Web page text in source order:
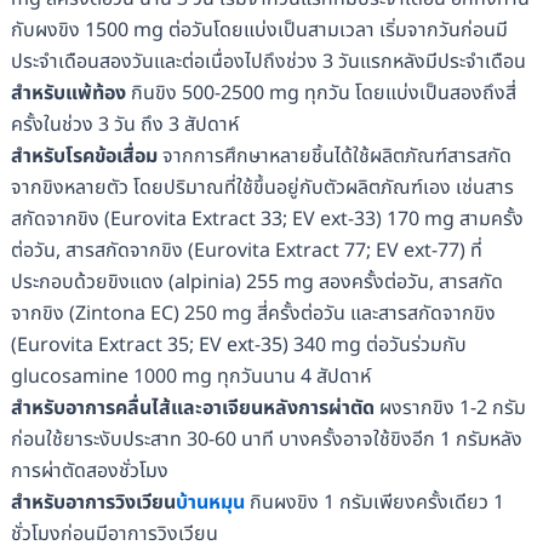
กับผงขิง 1500 mg ต่อวันโดยแบ่งเป็นสามเวลา เริ่มจากวันก่อนมี
ประจำเดือนสองวันและต่อเนื่องไปถึงช่วง 3 วันแรกหลังมีประจำเดือน
สำหรับแพ้ท้องกินขิง 500-2500 mg ทุกวัน โดยแบ่งเป็นสองถึงสี่
ครั้งในช่วง 3 วัน ถึง 3 สัปดาห์
สำหรับโรคข้อเสื่อมจากการศึกษาหลายชิ้นได้ใช้ผลิตภัณฑ์สารสกัด
จากขิงหลายตัว โดยปริมาณที่ใช้ขึ้นอยู่กับตัวผลิตภัณฑ์เอง เช่นสาร
สกัดจากขิง (Eurovita Extract 33; EV ext-33) 170 mg สามครั้ง
ต่อวัน, สารสกัดจากขิง (Eurovita Extract 77; EV ext-77) ที่
ประกอบด้วยขิงแดง (alpinia) 255 mg สองครั้งต่อวัน, สารสกัด
จากขิง (Zintona EC) 250 mg สี่ครั้งต่อวัน และสารสกัดจากขิง
(Eurovita Extract 35; EV ext-35) 340 mg ต่อวันร่วมกับ
glucosamine 1000 mg ทุกวันนาน 4 สัปดาห์
สำหรับอาการคลื่นไส้และอาเจียนหลังการผ่าตัด ผงรากขิง 1-2 กรัม
ก่อนใช้ยาระงับประสาท 30-60 นาที บางครั้งอาจใช้ขิงอีก 1 กรัมหลัง
การผ่าตัดสองชั่วโมง
สำหรับอาการวิงเวียนบ้านหมุน กินผงขิง 1 กรัมเพียงครั้งเดียว 1
ชั่วโมงก่อนมีอาการวิงเวียน